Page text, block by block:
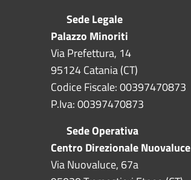
Sede Legale
Palazzo Minoriti
Via Prefettura, 14
95124 Catania (CT)
Codice Fiscale: 00397470873
P.Iva: 00397470873
Sede Operativa
Centro Direzionale Nuovaluce
Via Nuovaluce, 67a